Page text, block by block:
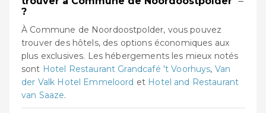
?
À Commune de Noordoostpolder, vous pouvez
trouver des hôtels, des options économiques aux
plus exclusives. Les hébergements les mieux notés
sont Hotel Restaurant Grandcafé 't Voorhuys, Van
der Valk Hotel Emmeloord et Hotel and Restaurant
van Saaze.